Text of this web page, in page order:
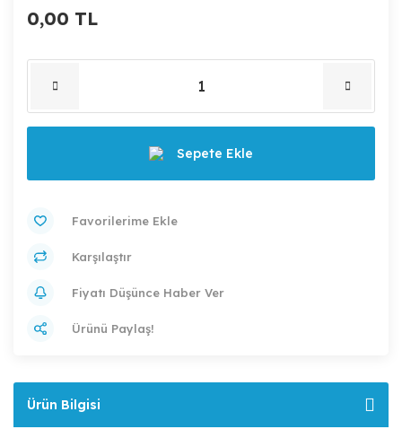
0,00 TL
Sepete Ekle
Karşılaştır
Fiyatı Düşünce Haber Ver
Ürünü Paylaş!
Ürün Bilgisi